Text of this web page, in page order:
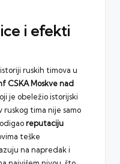
i efekti
ruskih timova u
CSKA Moskve nad
je obeležio istorijski
tima nije samo
reputaciju
teške
na napredak i